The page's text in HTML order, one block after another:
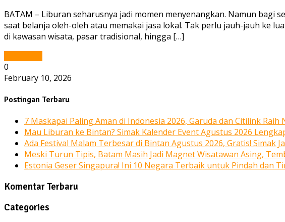
BATAM – Liburan seharusnya jadi momen menyenangkan. Namun bagi
saat belanja oleh-oleh atau memakai jasa lokal. Tak perlu jauh-jauh ke
di kawasan wisata, pasar tradisional, hingga […]
0
February 10, 2026
Postingan Terbaru
7 Maskapai Paling Aman di Indonesia 2026, Garuda dan Citilink Raih
Mau Liburan ke Bintan? Simak Kalender Event Agustus 2026
Ada Festival Malam Terbesar di Bintan Agustus 2026, Gratis! Simak
Meski Turun Tipis, Batam Masih Jadi Magnet Wisatawan Asing,
Estonia Geser Singapura! Ini 10 Negara Terbaik untuk Pindah dan
Komentar Terbaru
Categories